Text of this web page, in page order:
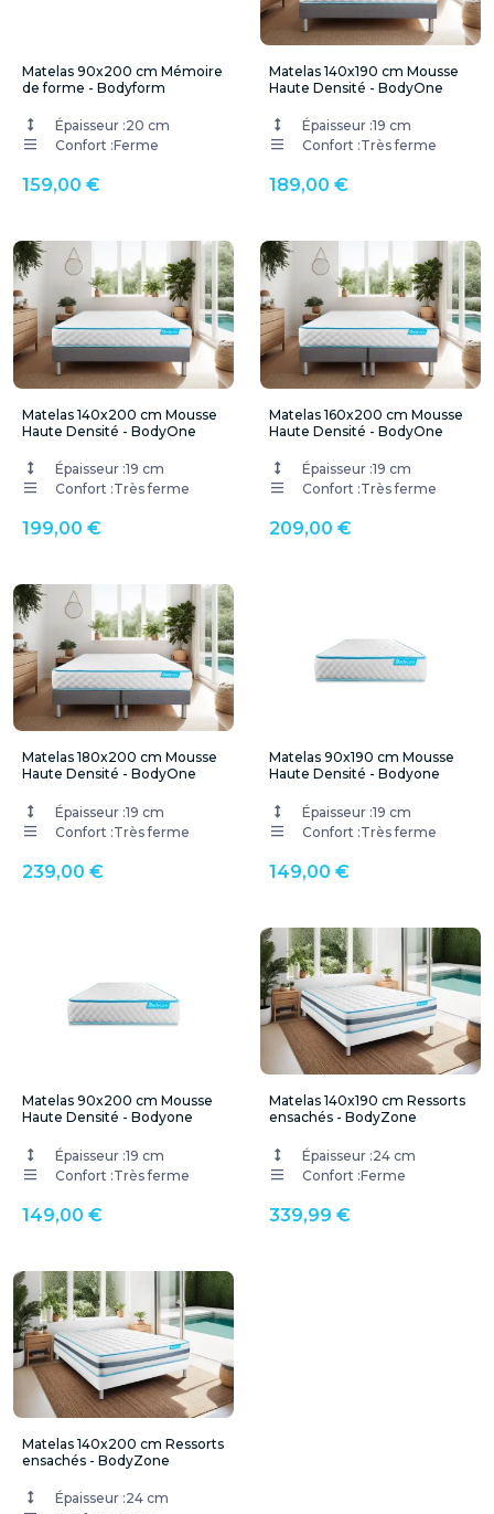
Matelas 90x200 cm Mémoire
de forme - Bodyform
Épaisseur :20 cm
Confort :Ferme
159,00 €
Matelas 140x190 cm Mousse
Haute Densité - BodyOne
Épaisseur :19 cm
Confort :Très ferme
189,00 €
Matelas 140x200 cm Mousse
Haute Densité - BodyOne
Épaisseur :19 cm
Confort :Très ferme
199,00 €
Matelas 160x200 cm Mousse
Haute Densité - BodyOne
Épaisseur :19 cm
Confort :Très ferme
209,00 €
Matelas 180x200 cm Mousse
Haute Densité - BodyOne
Épaisseur :19 cm
Confort :Très ferme
239,00 €
Matelas 90x190 cm Mousse
Haute Densité - Bodyone
Épaisseur :19 cm
Confort :Très ferme
149,00 €
Matelas 90x200 cm Mousse
Haute Densité - Bodyone
Épaisseur :19 cm
Confort :Très ferme
149,00 €
Matelas 140x190 cm Ressorts
ensachés - BodyZone
Épaisseur :24 cm
Confort :Ferme
339,99 €
Matelas 140x200 cm Ressorts
ensachés - BodyZone
Épaisseur :24 cm